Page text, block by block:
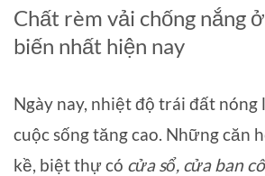
Chất rèm vải chống nắng
biến nhất hiện nay
Ngày nay, nhiệt độ trái đất nóng
cuộc sống tăng cao. Những căn
kề, biệt thự có cửa sổ, cửa ban